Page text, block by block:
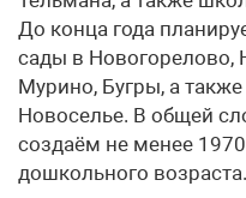
До конца года
сады в Новогорелово,
Мурино, Бугры, а
Новоселье. В общей
создаём не менее
дошкольного возраста.